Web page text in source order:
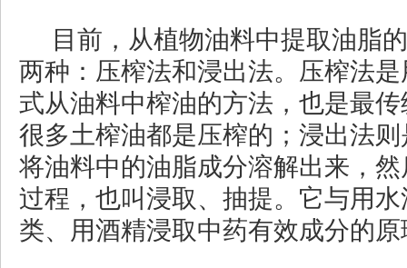
目前，从植物油料中提取油脂
两种：压榨法和浸出法。压榨法
式从油料中榨油的方法，也是最
很多土榨油都是压榨的；浸出法
将油料中的油脂成分溶解出来，
过程，也叫浸取、抽提。它与用
类、用酒精浸取中药有效成分的